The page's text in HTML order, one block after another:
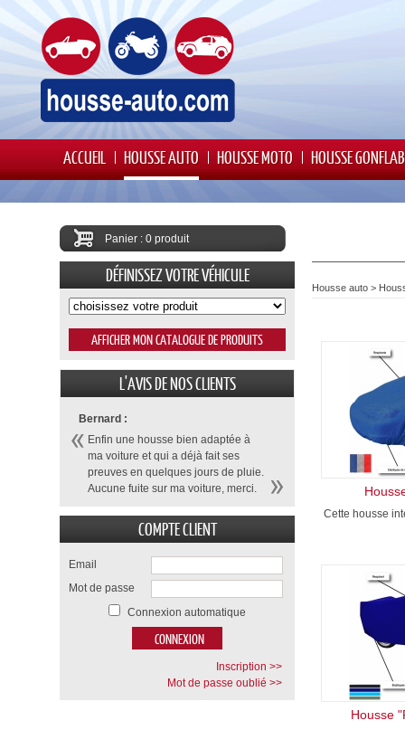
ACCUEIL HOUSSE AUTO HOUSSE MOTO HOUSSE
Housse auto >
Cette housse
Housse
Panier : 0 produit
DÉFINISSEZ VOTRE VÉHICULE
L'AVIS DE NOS CLIENTS
Bernard :
Enfin une housse bien adaptée à
ma voiture et qui a déjà fait ses
preuves en quelques jours de pluie.
Aucune fuite sur ma voiture, merci.
COMPTE CLIENT
Email
Mot de passe
Connexion automatique
Inscription >>
Mot de passe oublié >>